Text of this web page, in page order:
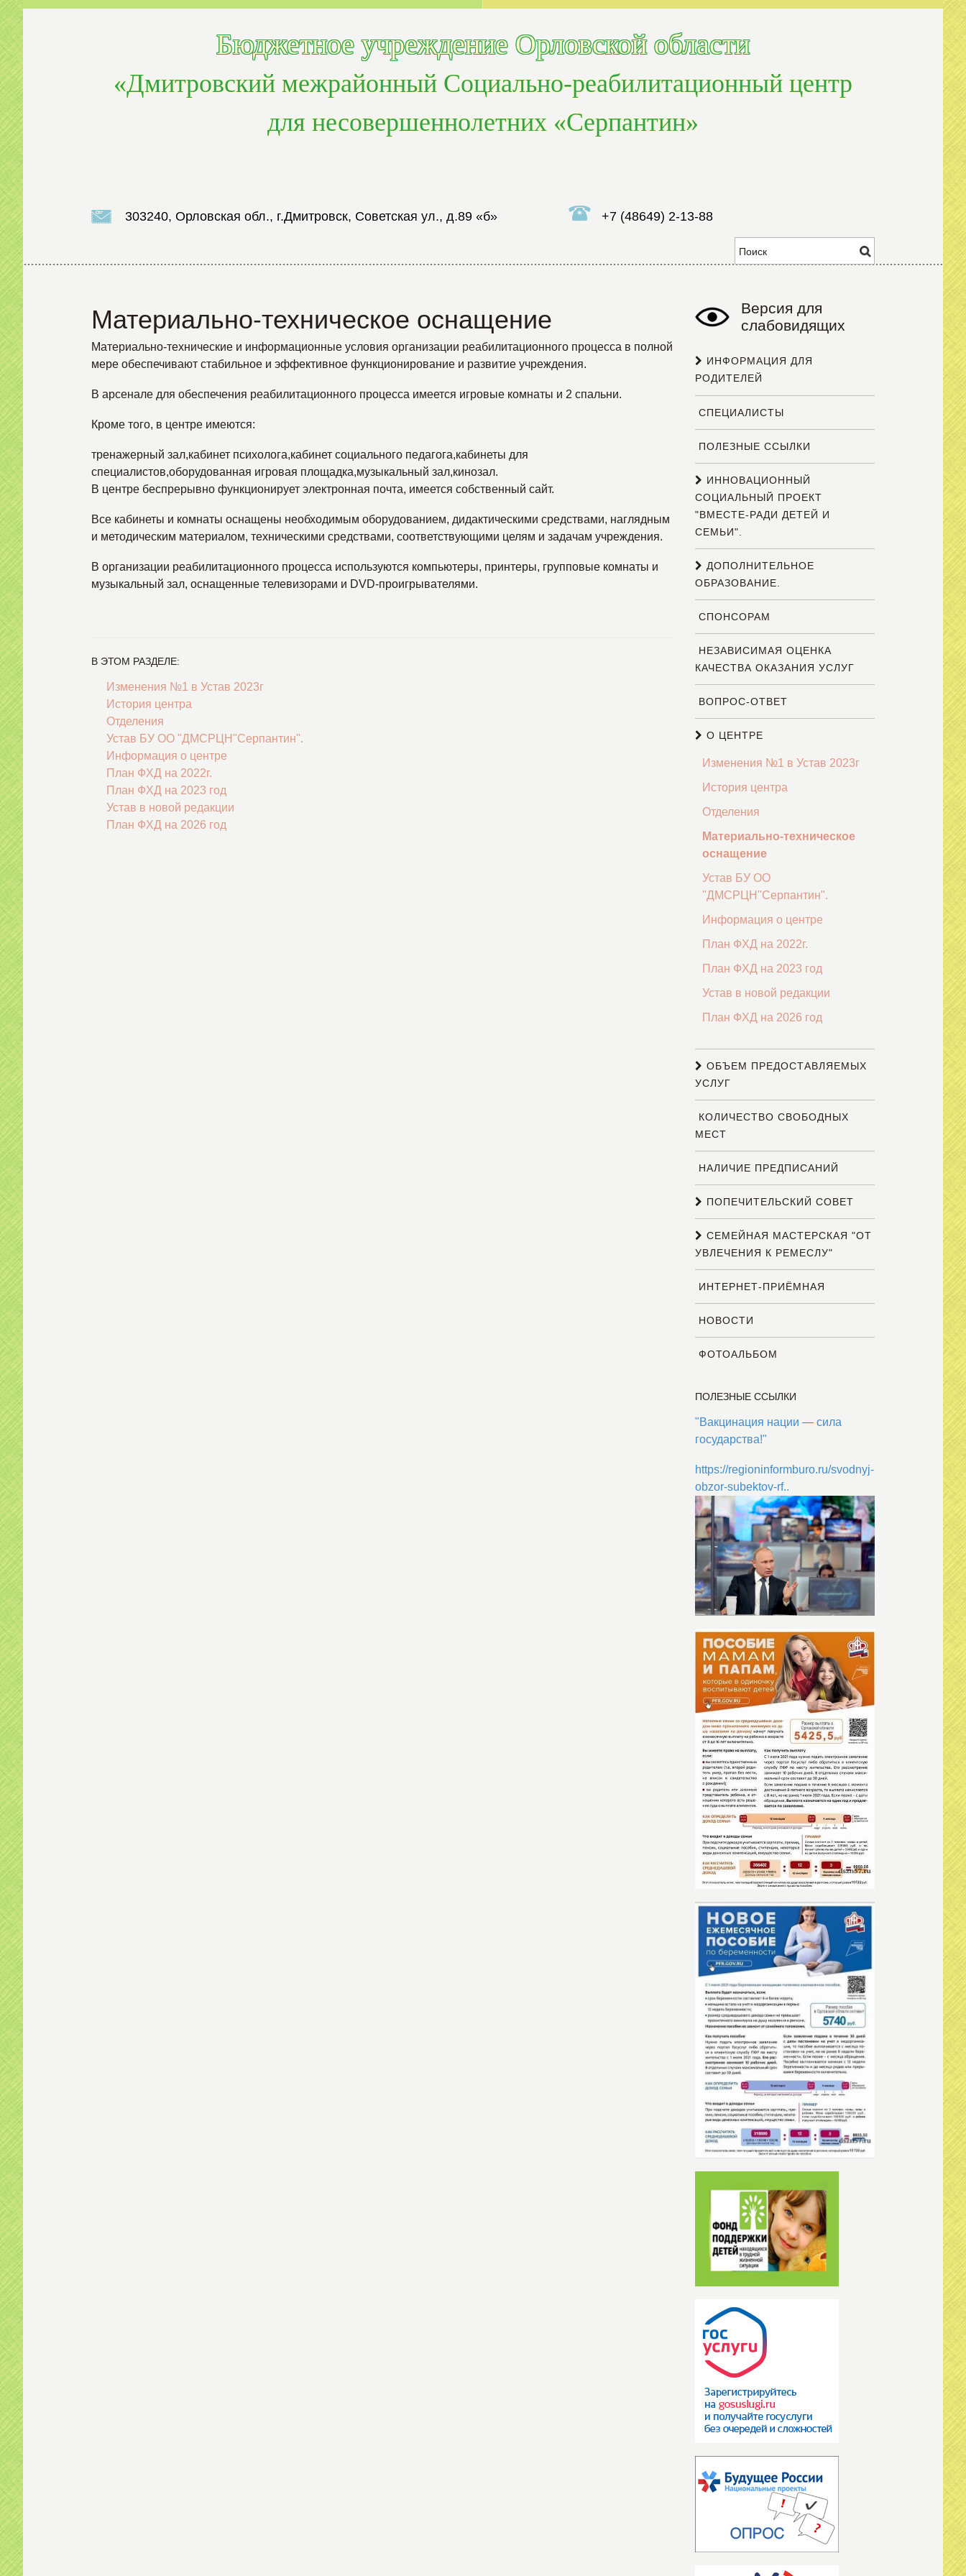
Бюджетное учреждение Орловской области
«Дмитровский межрайонный Социально-реабилитационный центр
для несовершеннолетних «Серпантин»
303240, Орловская обл., г.Дмитровск, Советская ул., д.89 «б» +7 (48649) 2-13-88
Материально-техническое оснащение
Материально-технические и информационные условия организации реабилитационного процесса в полной
мере обеспечивают стабильное и эффективное функционирование и развитие учреждения.
В арсенале для обеспечения реабилитационного процесса имеется игровые комнаты и 2 спальни.
Кроме того, в центре имеются:
тренажерный зал,кабинет психолога,кабинет социального педагога,кабинеты для
специалистов,оборудованная игровая площадка,музыкальный зал,кинозал.
В центре беспрерывно функционирует электронная почта, имеется собственный сайт.
Все кабинеты и комнаты оснащены необходимым оборудованием, дидактическими средствами, наглядным
и методическим материалом, техническими средствами, соответствующими целям и задачам учреждения.
В организации реабилитационного процесса используются компьютеры, принтеры, групповые комнаты и
музыкальный зал, оснащенные телевизорами и DVD-проигрывателями.
В ЭТОМ РАЗДЕЛЕ:
Изменения №1 в Устав 2023г
История центра
Отделения
Устав БУ ОО "ДМСРЦН"Серпантин".
Информация о центре
План ФХД на 2022г.
План ФХД на 2023 год
Устав в новой редакции
План ФХД на 2026 год
Версия для
слабовидящих
ИНФОРМАЦИЯ ДЛЯ
РОДИТЕЛЕЙ
СПЕЦИАЛИСТЫ
ПОЛЕЗНЫЕ ССЫЛКИ
ИННОВАЦИОННЫЙ
СОЦИАЛЬНЫЙ ПРОЕКТ
"ВМЕСТЕ-РАДИ ДЕТЕЙ И
СЕМЬИ".
ДОПОЛНИТЕЛЬНОЕ
ОБРАЗОВАНИЕ.
СПОНСОРАМ
НЕЗАВИСИМАЯ ОЦЕНКА
КАЧЕСТВА ОКАЗАНИЯ УСЛУГ
ВОПРОС-ОТВЕТ
О ЦЕНТРЕ
Изменения №1 в Устав 2023г
История центра
Отделения
Материально-техническое
оснащение
Устав БУ ОО
"ДМСРЦН"Серпантин".
Информация о центре
План ФХД на 2022г.
План ФХД на 2023 год
Устав в новой редакции
План ФХД на 2026 год
ОБЪЕМ ПРЕДОСТАВЛЯЕМЫХ
УСЛУГ
КОЛИЧЕСТВО СВОБОДНЫХ
МЕСТ
НАЛИЧИЕ ПРЕДПИСАНИЙ
ПОПЕЧИТЕЛЬСКИЙ СОВЕТ
СЕМЕЙНАЯ МАСТЕРСКАЯ "ОТ
УВЛЕЧЕНИЯ К РЕМЕСЛУ"
ИНТЕРНЕТ-ПРИЁМНАЯ
НОВОСТИ
ФОТОАЛЬБОМ
ПОЛЕЗНЫЕ ССЫЛКИ
"Вакцинация нации — сила
государства!"
https://regioninformburo.ru/svodnyj-
obzor-subektov-rf..